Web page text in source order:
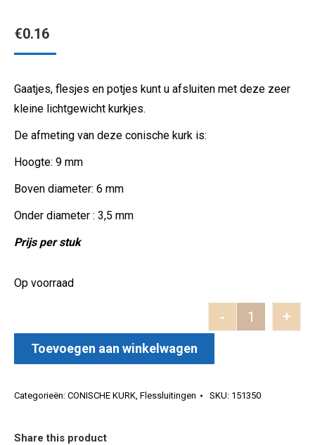
€0.16
Gaatjes, flesjes en potjes kunt u afsluiten met deze zeer
kleine lichtgewicht kurkjes.
De afmeting van deze conische kurk is:
Hoogte: 9 mm
Boven diameter: 6 mm
Onder diameter : 3,5 mm
Prijs per stuk
Op voorraad
- +
Toevoegen aan winkelwagen
Categorieën: CONISCHE KURK, Flessluitingen SKU: 151350
Share this product